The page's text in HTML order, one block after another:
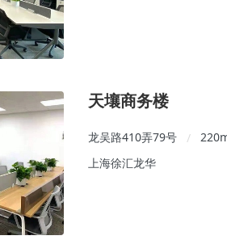
天壤商务楼
龙吴路410弄79号 / 220
上海徐汇龙华